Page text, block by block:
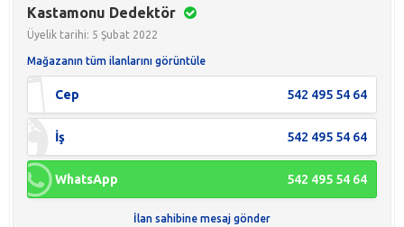
Kastamonu Dedektör
Üyelik tarihi: 5 Şubat 2022
Mağazanın tüm ilanlarını görüntüle
Cep 542 495 54 64
İş 542 495 54 64
WhatsApp 542 495 54 64
İlan sahibine mesaj gönder